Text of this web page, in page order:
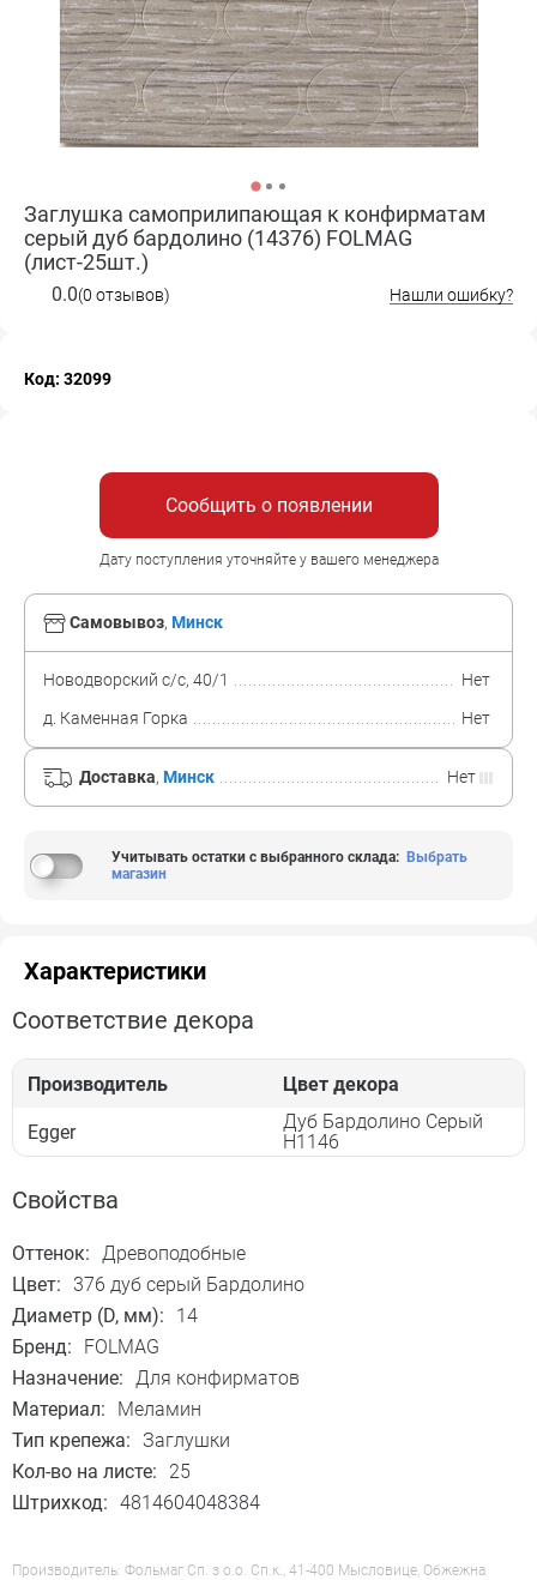
Заглушка самоприлипающая к конфирматам
серый дуб бардолино (14376) FOLMAG
(лист-25шт.)
0.0(0 отзывов) Нашли ошибку?
Код: 32099
Сообщить о появлении
Дату поступления уточняйте у вашего менеджера
Самовывоз, Минск
Новодворский с/с, 40/1
Нет
д. Каменная Горка
Нет
Доставка, Минск Нет
Учитывать остатки с выбранного склада: Выбрать
магазин
Характеристики
Соответствие декора
Производитель Цвет декора
Egger
Дуб Бардолино Серый
Н1146
Свойства
Оттенок: Древоподобные
Цвет:
376 дуб серый Бардолино
Диаметр (D, мм):
14
Бренд:
FOLMAG
Назначение: Для конфирматов
Материал:
Меламин
Тип крепежа: Заглушки
Кол-во на листе:
25
Штрихкод: 4814604048384
Производитель: Фольмаг Сп. з о.о. Сп.к., 41-400 Мысловице, Обжежна